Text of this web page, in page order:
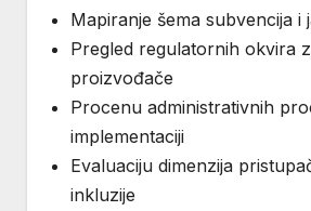
Mapiranje šema subvencija i
Pregled regulatornih okvira
proizvođače
Procenu administrativnih
implementaciji
Evaluaciju dimenzija
inkluzije